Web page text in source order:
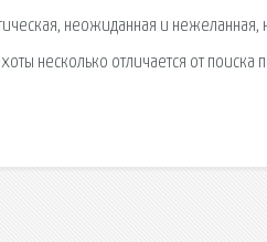
неожиданная и
несколько отличается от